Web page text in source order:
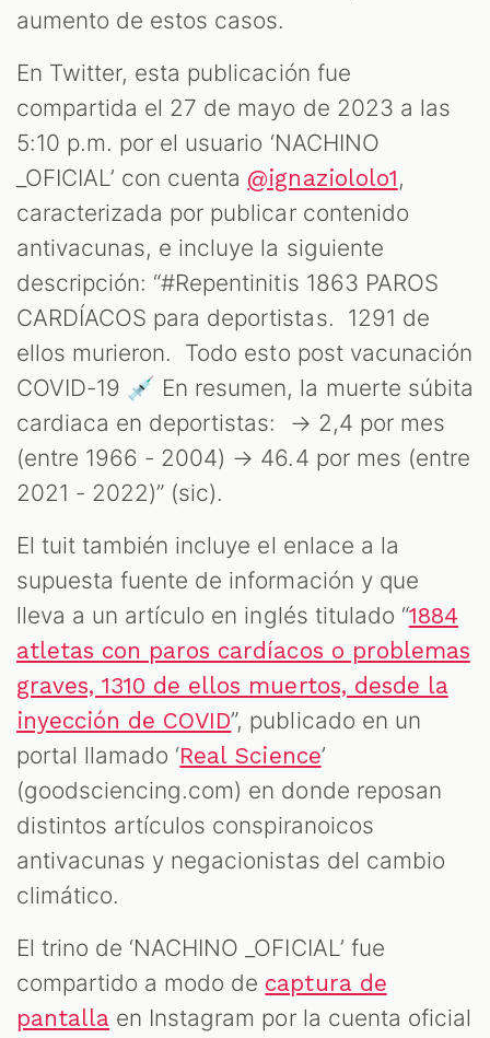
aumento de estos casos.
En Twitter, esta publicación fue
compartida el 27 de mayo de 2023 a las
5:10 p.m. por el usuario ‘NACHINO
_OFICIAL’ con cuenta @ignaziololo1,
caracterizada por publicar contenido
antivacunas, e incluye la siguiente
descripción: “#Repentinitis 1863 PAROS
CARDÍACOS para deportistas. 1291 de
ellos murieron. Todo esto post vacunación
COVID-19 💉 En resumen, la muerte súbita
cardiaca en deportistas: → 2,4 por mes
(entre 1966 - 2004) → 46.4 por mes (entre
2021 - 2022)” (sic).
El tuit también incluye el enlace a la
supuesta fuente de información y que
lleva a un artículo en inglés titulado “1884
atletas con paros cardíacos o problemas
graves, 1310 de ellos muertos, desde la
inyección de COVID”, publicado en un
portal llamado ‘Real Science’
(goodsciencing.com) en donde reposan
distintos artículos conspiranoicos
antivacunas y negacionistas del cambio
climático.
El trino de ‘NACHINO _OFICIAL’ fue
compartido a modo de captura de
pantalla en Instagram por la cuenta oficial